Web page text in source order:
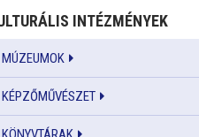
INTÉZMÉNYEK
MÚZEUMOK
KÉPZŐMŰVÉSZET